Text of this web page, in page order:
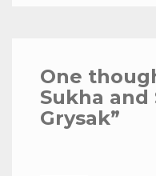
One
Sukha and
Grysak”